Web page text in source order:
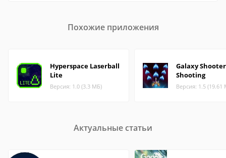
Похожие приложения
Hyperspace Laserball
Lite
Версия: 1.0 (3.3 МБ)
Galaxy
Shooting
Версия: 1.5 (19.61
Актуальные статьи